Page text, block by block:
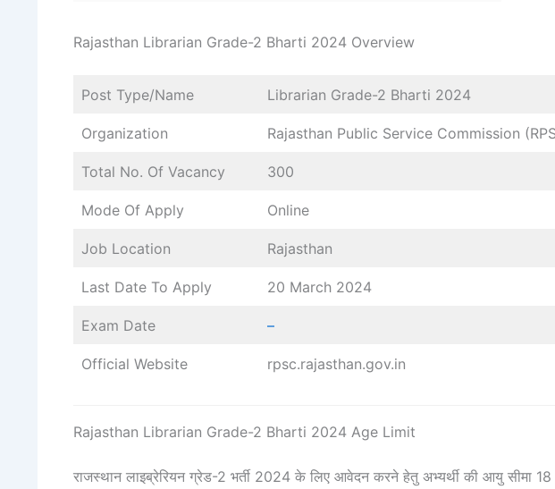
Rajasthan Librarian Grade-2 Bharti 2024 Overview
Post Type/Name Librarian Grade-2 Bharti 2024
Organization Rajasthan Public Service Commission
Total No. Of Vacancy 300
Mode Of Apply Online
Job Location Rajasthan
Last Date To Apply 20 March 2024
Exam Date –
Official Website rpsc.rajasthan.gov.in
Rajasthan Librarian Grade-2 Bharti 2024 Age Limit
राजस्थान लाइब्रेरियन ग्रेड-2 भर्ती 2024 के लिए आवेदन करने हेतु अभ्यर्थी की आयु सीमा